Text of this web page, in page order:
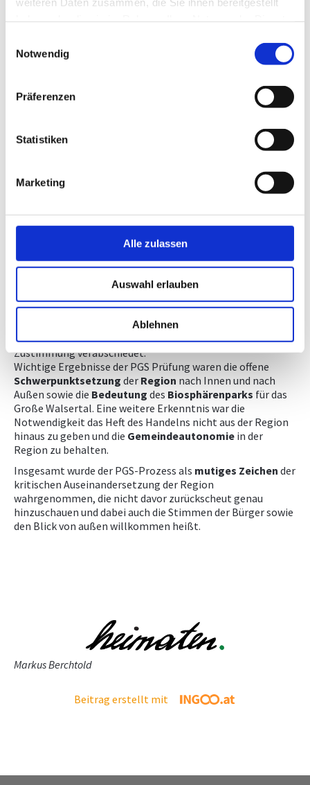
Notwendig
Präferenzen
Statistiken
Marketing
Alle zulassen
Auswahl erlauben
Ablehnen
fachliches Neuland betreten. Die Planungen waren
inhaltlich umfassend, die politische Zustimmung zu den
erfahrene externe
der Raumplanung wurde die
Bevölkerung eingeladen, gemeinsam die Planungen zu
Nach einer umfassenden Einarbeitungszeit der Experten
erfolgte unter gesonderten Anordnung der Teilnehmer und
. Gemeinsam wurden
Verbesserungsvorschläge ausgearbeitet und in die Wege
Das Ingenieurbüro organisierte den
mit
Bevölkerung der Region Großes Walsertal. Anschließend
DerRegionalplansamt zahlreichen Zielen und 46
umfassenden Maßnahmen wurden von den
Gemeindevertretungender 6 Gemeinden mit 98 %
Zustimmung verabschiedet.
Wichtige Ergebnisse der PGS Prüfung waren die offene
Schwerpunktsetzung der Region nach Innen und nach
Außen sowie die Bedeutung des Biosphärenparks für das
Große Walsertal. Eine weitere Erkenntnis war die
Notwendigkeit das Heft des Handelns nicht aus der Region
hinaus zu geben und die Gemeindeautonomie in der
Region zu behalten.
Insgesamt wurde der PGS-Prozess als mutiges Zeichen der
kritischen Auseinandersetzung der Region
wahrgenommen, die nicht davor zurückscheut genau
hinzuschauen und dabei auch die Stimmen der Bürger sowie
den Blick von außen willkommen heißt.
Markus Berchtold
Beitrag erstellt mit